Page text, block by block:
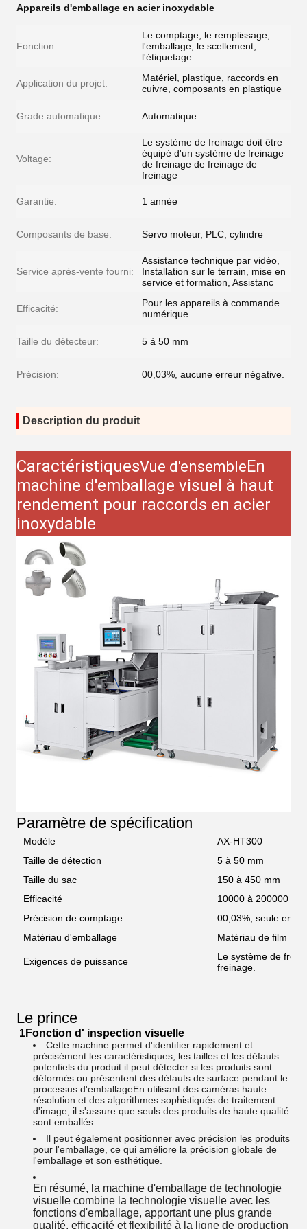
Appareils d'emballage en acier inoxydable
Fonction:
Le comptage, le remplissage,
l'emballage, le scellement,
l'étiquetage...
Application du projet:
Matériel, plastique, raccords en
cuivre, composants en plastique
Grade automatique: Automatique
Voltage:
Le système de freinage doit être
équipé d'un système de freinage
de freinage de freinage de
freinage
Garantie: 1 année
Composants de base: Servo moteur, PLC, cylindre
Service après-vente fourni:
Assistance technique par vidéo,
Installation sur le terrain, mise en
service et formation, Assistanc
Efficacité:
Pour les appareils à commande
numérique
Taille du détecteur: 5 à 50 mm
Précision: 00,03%, aucune erreur négative.
Description du produit
CaractéristiquesVue d'ensembleEn
machine d'emballage visuel à haut
rendement pour raccords en acier
inoxydable
Paramètre de spécification
Modèle
AX-HT300
Taille de détection
5 à 50 mm
Taille du sac
150 à 450 mm
Efficacité
10000 à 200000
Précision de comptage
00,03%, seule
Matériau d'emballage
Matériau de film PE
Exigences de puissance
Le système de
freinage.
Le prince
1Fonction d' inspection visuelle
Cette machine permet d'identifier rapidement et
précisément les caractéristiques, les tailles et les défauts
potentiels du produit.il peut détecter si les produits sont
déformés ou présentent des défauts de surface pendant le
processus d'emballageEn utilisant des caméras haute
résolution et des algorithmes sophistiqués de traitement
d'image, il s'assure que seuls des produits de haute qualité
sont emballés.
Il peut également positionner avec précision les produits
pour l'emballage, ce qui améliore la précision globale de
l'emballage et son esthétique.
En résumé, la machine d'emballage de technologie
visuelle combine la technologie visuelle avec les
fonctions d'emballage, apportant une plus grande
qualité, efficacité et flexibilité à la ligne de production